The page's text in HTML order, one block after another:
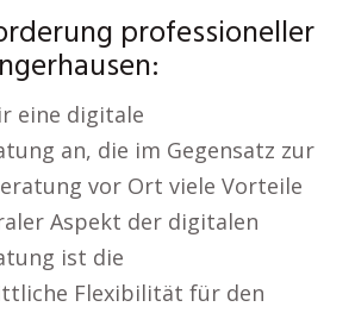
professioneller
eine digitale
an, die im Gegensatz zur
vor Ort viele Vorteile
Aspekt der digitalen
ist die
Flexibilität für den